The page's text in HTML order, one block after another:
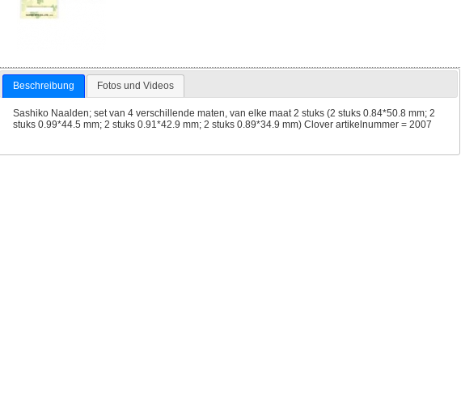
Beschreibung Fotos und Videos
Sashiko Naalden; set van 4 verschillende maten, van elke maat 2 stuks (2 stuks 0.84*50.8 mm; 2
stuks 0.99*44.5 mm; 2 stuks 0.91*42.9 mm; 2 stuks 0.89*34.9 mm) Clover artikelnummer = 2007